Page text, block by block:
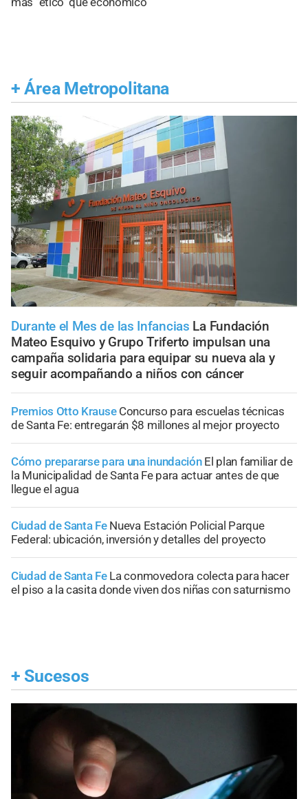
+ Área Metropolitana
Durante el Mes de las Infancias La Fundación
Mateo Esquivo y Grupo Triferto impulsan una
campaña solidaria para equipar su nueva ala y
seguir acompañando a niños con cáncer
Premios Otto Krause Concurso para escuelas técnicas
de Santa Fe: entregarán $8 millones al mejor proyecto
Cómo prepararse para una inundación El plan familiar de
la Municipalidad de Santa Fe para actuar antes de que
llegue el agua
Ciudad de Santa Fe Nueva Estación Policial Parque
Federal: ubicación, inversión y detalles del proyecto
Ciudad de Santa Fe La conmovedora colecta para hacer
el piso a la casita donde viven dos niñas con saturnismo
+ Sucesos